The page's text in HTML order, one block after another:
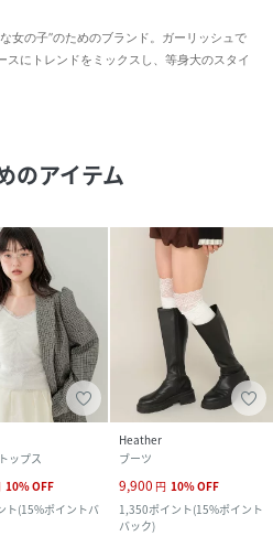
女の子”のためのブランド。ガーリッシュで
にトレンドをミックスし、等身大のスタイ
のアイテム
ップス
10%OFF
ト(15%ポイントバ
Heather
ブーツ
9,900 円 10%OFF
1,350ポイント(15%ポイント
バック)